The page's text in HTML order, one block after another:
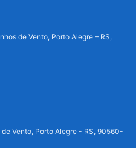
de Vento, Porto Alegre – RS,
Vento, Porto Alegre - RS, 90560-